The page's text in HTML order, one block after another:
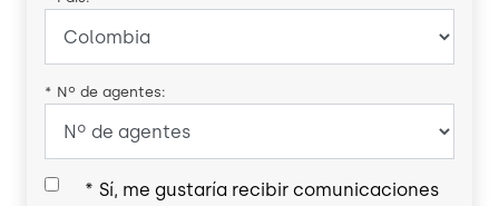
* Nº de agentes:
* Sí, me gustaría recibir comunicaciones